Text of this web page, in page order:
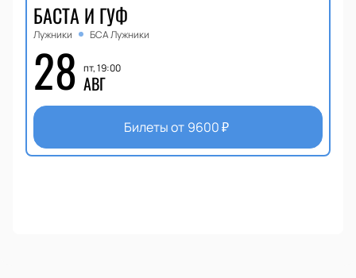
БАСТА И ГУФ
Лужники БСА Лужники
28 пт, 19:00
АВГ
Билеты от 9600₽